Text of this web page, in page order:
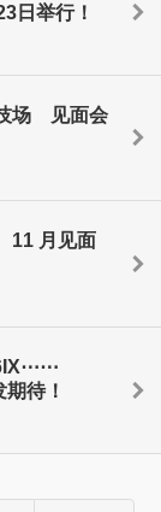
日举行！
场 见面会
11 月见面
待！